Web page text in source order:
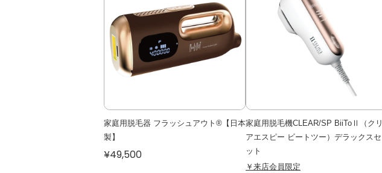
家庭用脱毛器 フラッシュアウト®【日本
製】
¥49,500
家庭用脱毛機CLEAR/SP BiiToⅡ（クリ
アエスピー ビートツー）デラックスセ
ット
￥来店会員限定